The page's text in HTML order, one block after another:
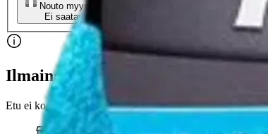
Nouto myymälästä
Ei saatavilla
Ilmainen toimitus yli 100 €:n
Etu ei koske Suuri‑lisäpalvelulla toimitettavia tuotteita.